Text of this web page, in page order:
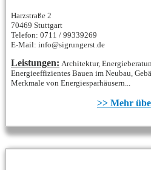
Harzstraße 2
70469 Stuttgart
Telefon: 0711 / 99339269
E-Mail: info@sigrungerst.de
Leistungen: Architektur,
Energieeffizientes Bauen im Neubau,
Merkmale von Energiesparhäusern...
>> Mehr